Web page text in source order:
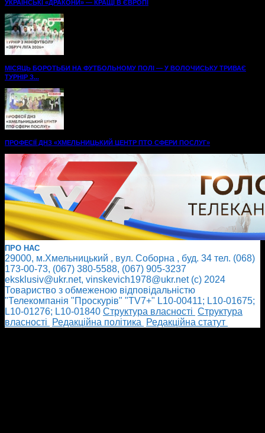
УКРАЇНСЬКІ «ДРАКОНИ» — КРАЩІ В ЄВРОПІ
МІСЯЦЬ БОРОТЬБИ НА ФУТБОЛЬНОМУ ПОЛІ — У ВОЛОЧИСЬКУ ТРИВАЄ
ТУРНІР З...
ПРОФЕСІЇ ДНЗ «ХМЕЛЬНИЦЬКИЙ ЦЕНТР ПТО СФЕРИ ПОСЛУГ»
ПРО НАС
29000, м.Хмельницький , вул. Соборна , буд. 34 тел. (068)
173-00-73, (067) 380-5588, (067) 905-3237
eksklusiv@ukr.net, vinskevich1978@ukr.net (с) 2024
Товариство з обмеженою відповідальністю
"Телекомпанія "Проскурів" "TV7+" L10-00411; L10-01675;
L10-01276; L10-01840 Cтруктура власності Cтруктура
власності
Редакційна політика Редакційна статут